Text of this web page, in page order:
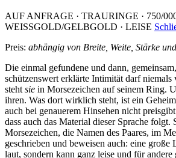
AUF ANFRAGE · TRAURINGE · 750/
WEISSGOLD/GELBGOLD · LEISE
Preis: abhängig von Breite, Weite, Stärke
Die einmal gefundene und dann,
schützenswert erklärte Intimität darf niemals
steht sie in Morsezeichen auf seinem Ring.
ihren. Was dort wirklich steht, ist ein
auch bei genauerem Hinsehen nicht
dass auch das Material dieser Sprache folgt.
Morsezeichen, die Namen des Paares, im
geschrieben und beweisen auch: eine große
laut, sondern kann ganz leise und für andere